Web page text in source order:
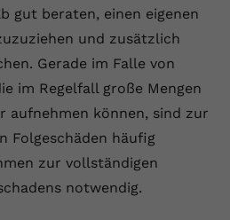
gut beraten, einen eigenen
und zusätzlich
Gerade im Falle von
im Regelfall große Mengen
aufnehmen können, sind zur
Folgeschäden häufig
zur vollständigen
notwendig.
YouTube der Nutzer
connected-devices
setzt diesen Cookie, um die